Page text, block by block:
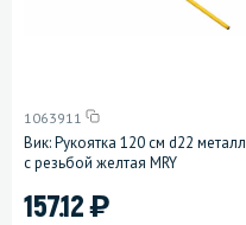
1063911
Вик: Рукоятка 120 см d22 металл
с резьбой желтая MRY
157.12)